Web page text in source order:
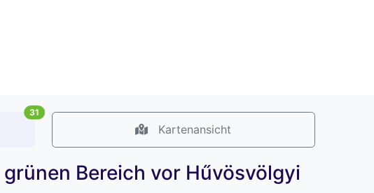
31
Kartenansicht
Bereich vor Hűvösvölgyi